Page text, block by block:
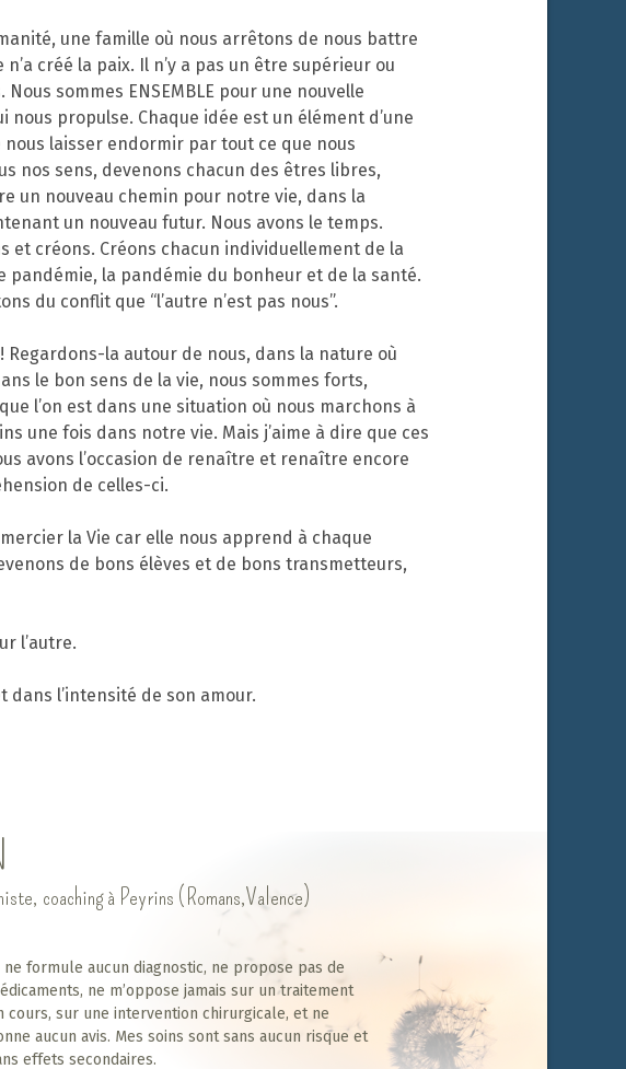
une famille où nous arrêtons de nous battre
créé la paix. Il n’y a pas un être supérieur ou
sommes ENSEMBLE pour une nouvelle
nous propulse. Chaque idée est un élément d’une
laisser endormir par tout ce que nous
nos sens, devenons chacun des êtres libres,
un nouveau chemin pour notre vie, dans la
un nouveau futur. Nous avons le temps.
et créons. Créons chacun individuellement de la
la pandémie du bonheur et de la santé.
du conflit que “l’autre n’est pas nous”.
Regardons-la autour de nous, dans la nature où
le bon sens de la vie, nous sommes forts,
l’on est dans une situation où nous marchons à
une fois dans notre vie. Mais j’aime à dire que ces
avons l’occasion de renaître et renaître encore
de celles-ci.
la Vie car elle nous apprend à chaque
de bons élèves et de bons transmetteurs,
l’autre.
dans l’intensité de son amour.
coaching à Peyrins (Romans,Valence)
ne formule aucun diagnostic, ne propose pas de
ne m’oppose jamais sur un traitement
cours, sur une intervention chirurgicale, et ne
aucun avis. Mes soins sont sans aucun risque et
effets secondaires.